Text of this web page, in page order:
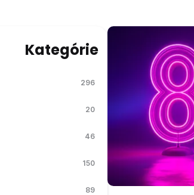
Kategórie
296
20
46
150
89